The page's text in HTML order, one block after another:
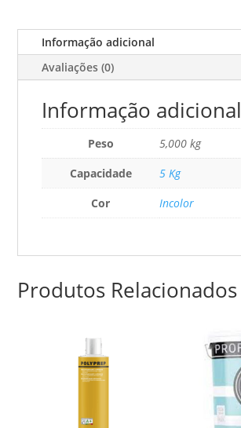
de
impermeabilização.
Informação adicional
Avaliações (0)
Informação adicional
Peso
5,000 kg
Capacidade
5 Kg
Cor
Incolor
Produtos Relacionados